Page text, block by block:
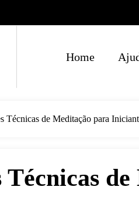
Home
Técnicas de Meditação para